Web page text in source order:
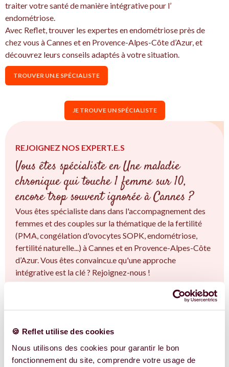
🍪 Reflet utilise des cookies
Nous utilisons des cookies pour garantir le bon
fonctionnement du site, comprendre votre usage de
traiter votre santé de manière intégrative pour l’
endométriose.
Avec Reflet, trouver les expertes en endométriose près de
chez vous à Cannes et en Provence-Alpes-Côte d’Azur, et
découvrez leurs conseils adaptés à votre situation.
TROUVER UN.E SPÉCIALISTE
JE TROUVE UN SPÉCIALISTE
REJOIGNEZ NOS EXPERT.E.S
Vous êtes spécialiste en Une maladie
chronique qui touche 1 femme sur 10,
encore trop souvent ignorée à Cannes ?
Vous êtes spécialiste dans dans l'accompagnement des
femmes et des couples sur la thématique de la fertilité
(PMA, congélation d'ovocytes SOPK, endométriose,
fertilité naturelle...) à Cannes et en Provence-Alpes-Côte
d’Azur. Vous êtes convaincu.e qu'une approche
intégrative est la clé ? Rejoignez-nous !